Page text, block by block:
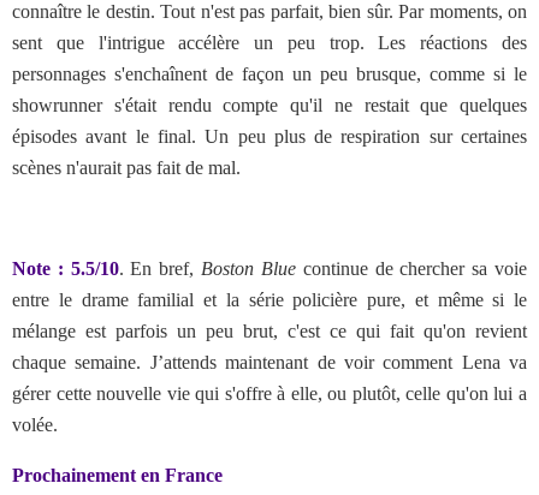
connaître le destin. Tout n'est pas parfait, bien sûr. Par moments, on
sent que l'intrigue accélère un peu trop. Les réactions des
personnages s'enchaînent de façon un peu brusque, comme si le
showrunner s'était rendu compte qu'il ne restait que quelques
épisodes avant le final. Un peu plus de respiration sur certaines
scènes n'aurait pas fait de mal.
Note : 5.5/10. En bref, Boston Blue continue de chercher sa voie
entre le drame familial et la série policière pure, et même si le
mélange est parfois un peu brut, c'est ce qui fait qu'on revient
chaque semaine. J’attends maintenant de voir comment Lena va
gérer cette nouvelle vie qui s'offre à elle, ou plutôt, celle qu'on lui a
volée.
Prochainement en France